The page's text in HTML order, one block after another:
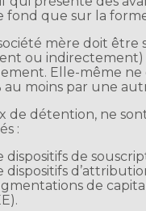
fond que sur la
mère doit être
ou
Elle-même
moins par une
de détention, ne
:
de
dispositifs
de